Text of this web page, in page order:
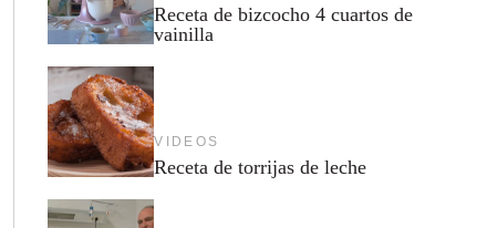
Receta de bizcocho 4 cuartos de
vainilla
VIDEOS
Receta de torrijas de leche